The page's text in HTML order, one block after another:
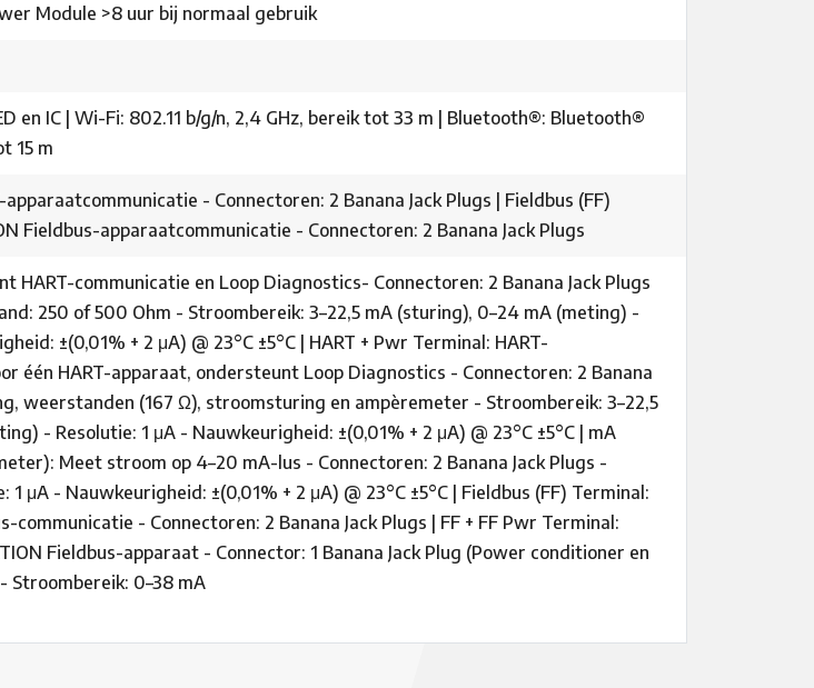
Module >8 uur bij normaal gebruik
en IC | Wi-Fi: 802.11 b/g/n, 2,4 GHz, bereik tot 33 m | Bluetooth®: Bluetooth®
15 m
- Connectoren: 2 Banana Jack Plugs | Fieldbus (FF)
Fieldbus-apparaatcommunicatie - Connectoren: 2 Banana Jack Plugs
HART-communicatie en Loop Diagnostics- Connectoren: 2 Banana Jack Plugs
250 of 500 Ohm - Stroombereik: 3–22,5 mA (sturing), 0–24 mA (meting) -
±(0,01% + 2 μA) @ 23°C ±5°C | HART + Pwr Terminal: HART-
één HART-apparaat, ondersteunt Loop Diagnostics - Connectoren: 2 Banana
weerstanden (167 Ω), stroomsturing en ampèremeter - Stroombereik: 3–22,5
- Resolutie: 1 μA - Nauwkeurigheid: ±(0,01% + 2 μA) @ 23°C ±5°C | mA
Meet stroom op 4–20 mA-lus - Connectoren: 2 Banana Jack Plugs -
1 μA - Nauwkeurigheid: ±(0,01% + 2 μA) @ 23°C ±5°C | Fieldbus (FF) Terminal:
communicatie - Connectoren: 2 Banana Jack Plugs | FF + FF Pwr Terminal:
Fieldbus-apparaat - Connector: 1 Banana Jack Plug (Power conditioner en
Stroombereik: 0–38 mA